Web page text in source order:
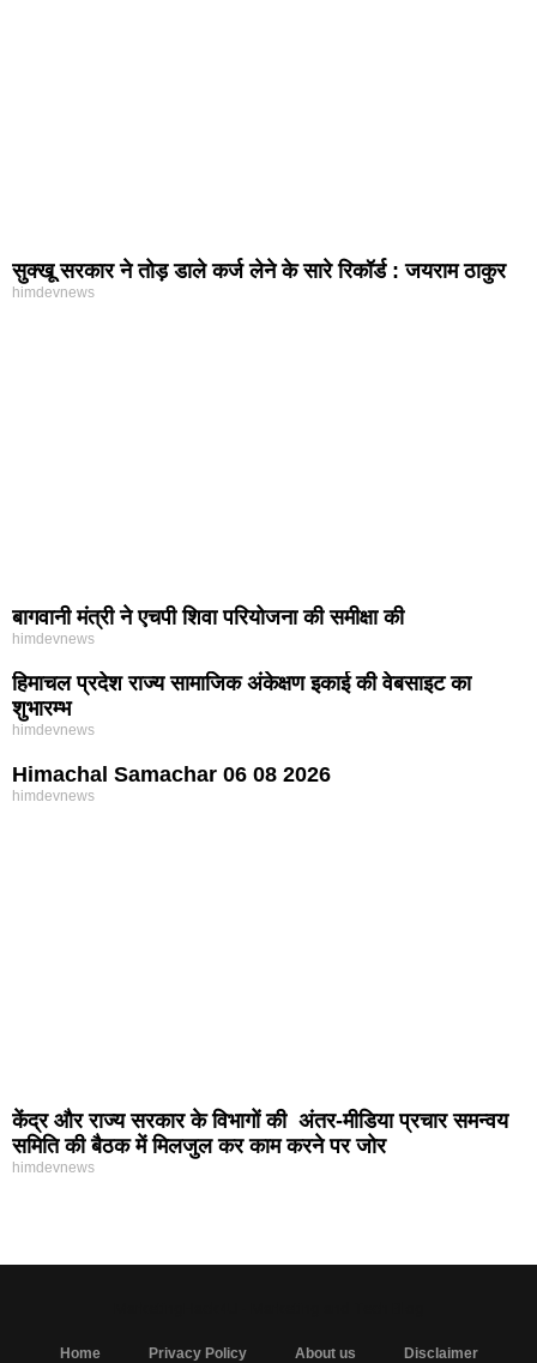
सुक्खू सरकार ने तोड़ डाले कर्ज लेने के सारे रिकॉर्ड : जयराम ठाकुर
himdevnews
बागवानी मंत्री ने एचपी शिवा परियोजना की समीक्षा की
himdevnews
हिमाचल प्रदेश राज्य सामाजिक अंकेक्षण इकाई की वेबसाइट का
शुभारम्भ
himdevnews
Himachal Samachar 06 08 2026
himdevnews
केंद्र और राज्य सरकार के विभागों की अंतर-मीडिया प्रचार समन्वय
समिति की बैठक में मिलजुल कर काम करने पर जोर
himdevnews
Home Privacy Policy About us Disclaimer